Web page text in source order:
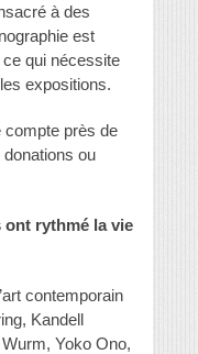
à des
est
qui nécessite
expositions.
compte près de
ou
rythmé la vie
contemporain
Kandell
Yoko Ono,